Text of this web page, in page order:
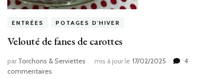
ENTRÉES POTAGES D'HIVER
Velouté de fanes de carottes
par Torchons & Serviettes mis à jour le 17/02/2025
4
commentaires